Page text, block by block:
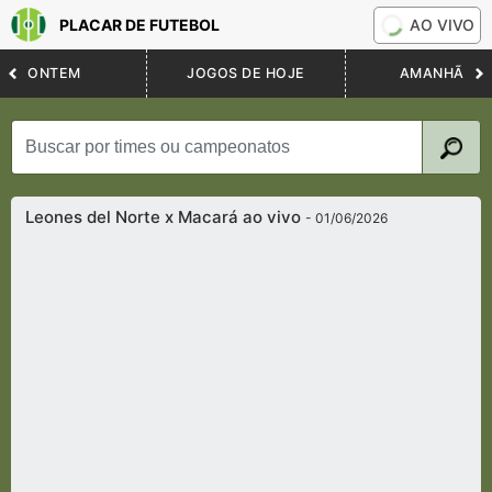
PLACAR DE FUTEBOL AO VIVO
ONTEM JOGOS DE HOJE AMANHÃ
Leones del Norte x Macará ao vivo- 01/06/2026